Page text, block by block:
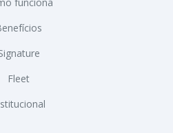
Fleet